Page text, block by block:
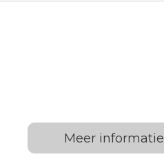
Meer informatie